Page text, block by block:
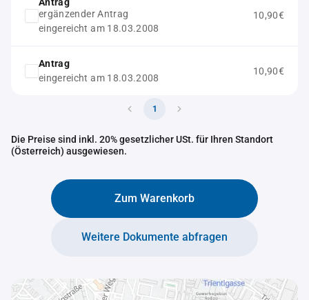
ergänzender Antrag
eingereicht am 18.03.2008
10,90€
Antrag
eingereicht am 18.03.2008
10,90€
1
Die Preise sind inkl. 20% gesetzlicher USt. für Ihren Standort
(Österreich) ausgewiesen.
Zum Warenkorb
Weitere Dokumente abfragen